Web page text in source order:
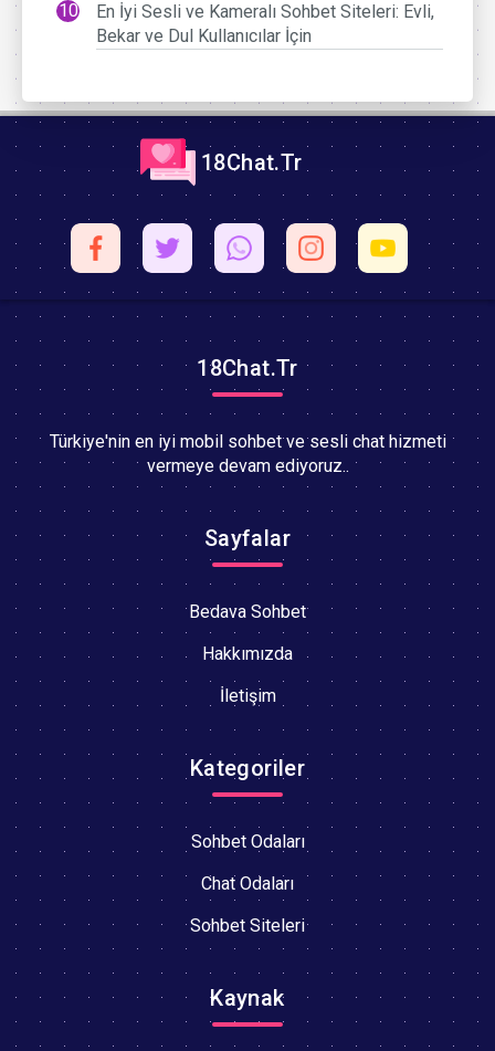
En İyi Sesli ve Kameralı Sohbet Siteleri: Evli,
Bekar ve Dul Kullanıcılar İçin
18Chat.Tr
18Chat.Tr
Türkiye'nin en iyi mobil sohbet ve sesli chat hizmeti
vermeye devam ediyoruz..
Sayfalar
Bedava Sohbet
Hakkımızda
İletişim
Kategoriler
Sohbet Odaları
Chat Odaları
Sohbet Siteleri
Kaynak